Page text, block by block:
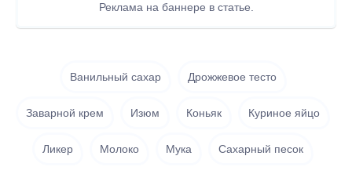
Реклама на баннере в статье.
Ванильный сахар Дрожжевое тесто
Заварной крем Изюм Коньяк Куриное яйцо
Ликер Молоко Мука Сахарный песок